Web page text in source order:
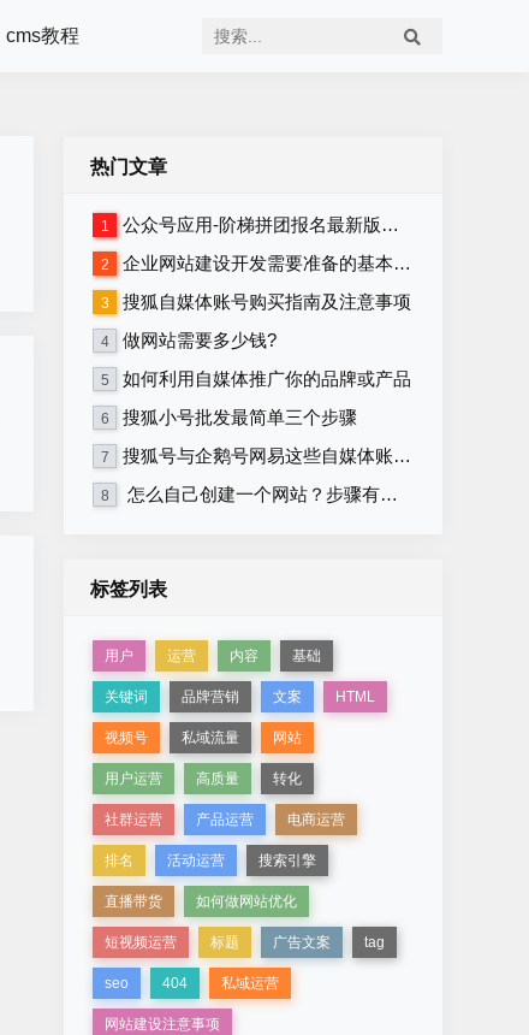
cms教程
热门文章
1 公众号应用-阶梯拼团报名最新版本源码程序
2 企业网站建设开发需要准备的基本资料
3 搜狐自媒体账号购买指南及注意事项
4 做网站需要多少钱?
5 如何利用自媒体推广你的品牌或产品
6 搜狐小号批发最简单三个步骤
7 搜狐号与企鹅号网易这些自媒体账号在哪里购买？
8 怎么自己创建一个网站？步骤有哪些？
标签列表
用户 运营 内容 基础
关键词 品牌营销 文案 HTML
视频号 私域流量 网站
用户运营 高质量 转化
社群运营 产品运营 电商运营
排名 活动运营 搜索引擎
直播带货 如何做网站优化
短视频运营 标题 广告文案 tag
seo 404 私域运营
网站建设注意事项